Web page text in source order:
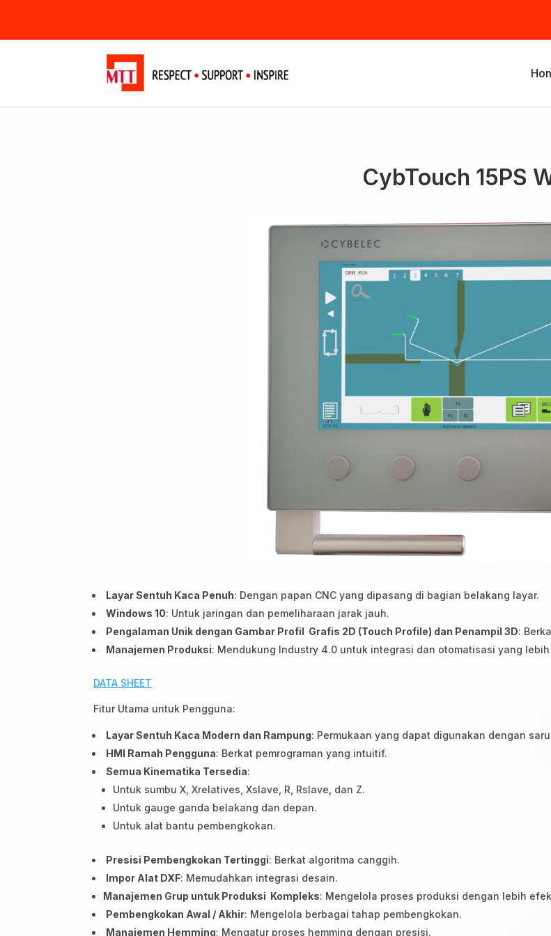
CybTouch 15PS
Layar Sentuh Kaca Penuh: Dengan papan CNC yang dipasang di bagian belakang layar.
Windows 10: Untuk jaringan dan pemeliharaan jarak jauh.
Pengalaman Unik dengan Gambar Profil Grafis 2D (Touch Profile) dan Penampil 3D:
Manajemen Produksi: Mendukung Industry 4.0 untuk integrasi dan otomatisasi yang
DATA SHEET
Fitur Utama untuk Pengguna:
Layar Sentuh Kaca Modern dan Rampung: Permukaan yang dapat digunakan dengan
HMI Ramah Pengguna: Berkat pemrograman yang intuitif.
Semua Kinematika Tersedia:
Untuk sumbu X, Xrelatives, Xslave, R, Rslave, dan Z.
Untuk gauge ganda belakang dan depan.
Untuk alat bantu pembengkokan.
Presisi Pembengkokan Tertinggi: Berkat algoritma canggih.
Impor Alat DXF: Memudahkan integrasi desain.
Manajemen Grup untuk Produksi Kompleks: Mengelola proses produksi dengan lebih
Pembengkokan Awal / Akhir: Mengelola berbagai tahap pembengkokan.
Manajemen Hemming: Mengatur proses hemming dengan presisi.